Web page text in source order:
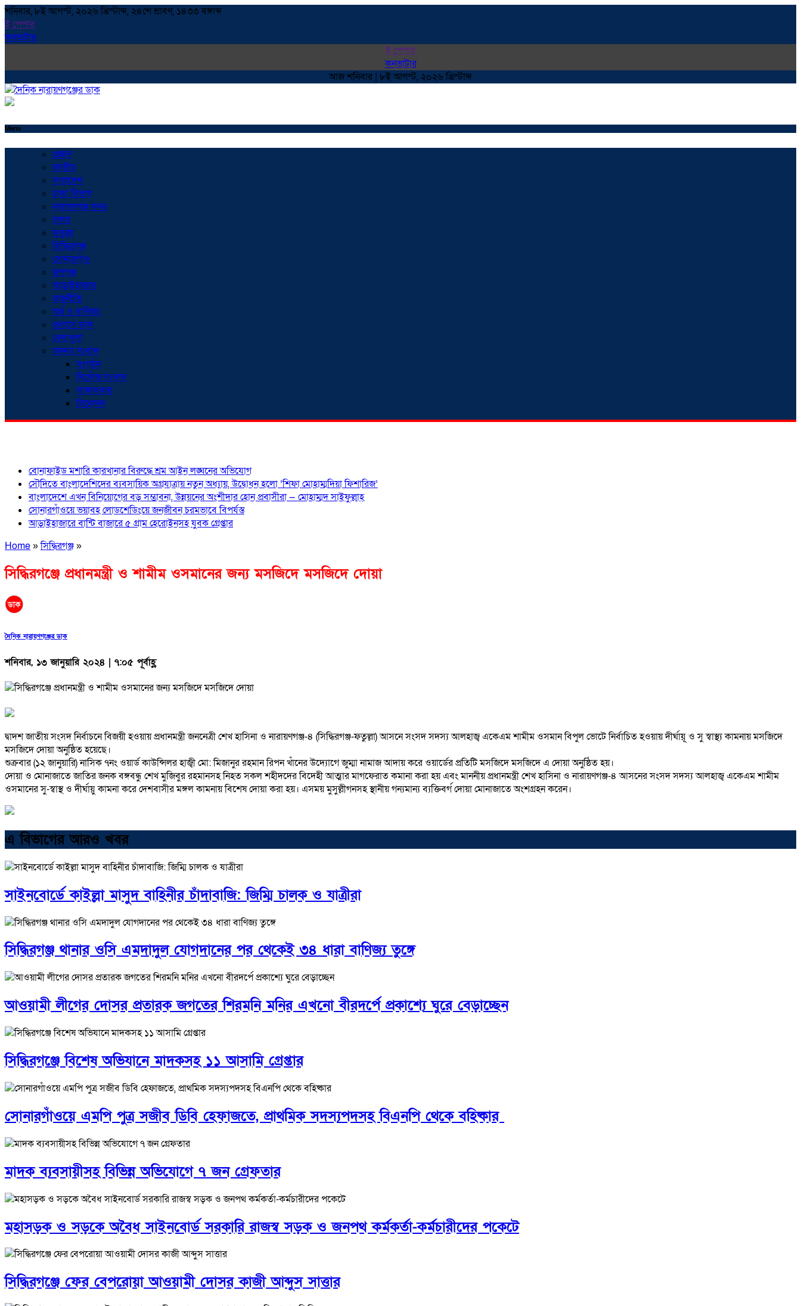
শনিবার, ৮ই আগস্ট, ২০২৬ খ্রিস্টাব্দ, ২৪শে শ্রাবণ, ১৪৩৩ বঙ্গাব্দ
ই পেপার
কনভাটার
ই পেপার
কনভাটার
আজ শনিবার | ৮ই আগস্ট, ২০২৬ খ্রিস্টাব্দ
Menu
প্রচ্ছদ
জাতীয়
সারাদেশ
ঢাকা বিভাগ
নারায়ণগঞ্জ সদর
বন্দর
ফতুল্লা
সিদ্ধিরগঞ্জ
সোনারগাঁও
রূপগঞ্জ
আড়াইহাজার
রাজনীতি
অর্থ ও বাণিজ্য
প্রবাসে ডাক
খেলাধুলা
অনন্যা সংবাদ
সংগঠন
নিখোঁজ সংবাদ
সাক্ষাৎকার
বিনোদন
বোনাফাইড মশারি কারখানার বিরুদ্ধে শ্রম আইন লঙ্ঘনের অভিযোগ
সৌদিতে বাংলাদেশিদের ব্যবসায়িক অগ্রযাত্রায় নতুন অধ্যায়, উদ্বোধন হলো ‘শিফা মোহাম্মদিয়া ফিশারিজ’
বাংলাদেশে এখন বিনিয়োগের বড় সম্ভাবনা, উন্নয়নের অংশীদার হোন প্রবাসীরা — মোহাম্মদ সাইফুল্লাহ্
সোনারগাঁওয়ে ভয়াবহ লোডশেডিংয়ে জনজীবন চরমভাবে বিপর্যস্ত
আড়াইহাজারে বান্টি বাজারে ৫ গ্রাম হেরোইনসহ যুবক গ্রেপ্তার
Home»সিদ্ধিরগঞ্জ»
সিদ্ধিরগঞ্জে প্রধানমন্ত্রী ও শামীম ওসমানের জন্য মসজিদে মসজিদে দোয়া
দৈনিক নারায়ণগঞ্জের ডাক
শনিবার, ১৩ জানুয়ারি ২০২৪ | ৭:০৫ পূর্বাহ্ণ
দ্বাদশ জাতীয় সংসদ নির্বাচনে বিজয়ী হওয়ায় প্রধানমন্ত্রী জননেত্রী শেখ হাসিনা ও নারায়ণগঞ্জ-৪ (সিদ্ধিরগঞ্জ-ফতুল্লা) আসনে সংসদ সদস্য আলহাজ্ব একেএম শামীম ওসমান বিপুল ভোটে নির্বাচিত হওয়ায় দীর্ঘায়ূ ও সু স্বাস্থ্য কামনায় মসজিদে
মসজিদে দোয়া অনুষ্ঠিত হয়েছে।
শুক্রবার (১২ জানুয়ারি) নাসিক ৭নং ওয়ার্ড কাউন্সিলর হাজ্বী মো: মিজানুর রহমান রিপন খঁানের উদ্যোগে জুম্মা নামাজ আদায় করে ওয়ার্ডের প্রতিটি মসজিদে মসজিদে এ দোয়া অনুষ্ঠিত হয়।
দোয়া ও মোনাজাতে জাতির জনক বঙ্গবন্ধু শেখ মুজিবুর রহমানসহ নিহত সকল শহীদদের বিদেহী আত্মার মাগফেরাত কমানা করা হয় এবং মাননীয় প্রধানমন্ত্রী শেখ হাসিনা ও নারায়ণগঞ্জ-৪ আসনের সংসদ সদস্য আলহাজ্ব একেএম শামীম
ওসমানের সু-স্বাস্থ ও দীর্ঘায়ু কামনা করে দেশবাসীর মঙ্গল কামনায় বিশেষ দোয়া করা হয়। এসময় মুসুল্লীগনসহ স্থানীয় গন্যমান্য ব্যক্তিবর্গ দোয়া মোনাজাতে অংশগ্রহন করেন।
এ বিভাগের আরও খবর
সাইনবোর্ডে কাইল্লা মাসুদ বাহিনীর চাঁদাবাজি: জিম্মি চালক ও যাত্রীরা
সিদ্ধিরগঞ্জ থানার ওসি এমদাদুল যোগদানের পর থেকেই ৩৪ ধারা বাণিজ্য তুঙ্গে
আওয়ামী লীগের দোসর প্রতারক জগতের শিরমনি মনির এখনো বীরদর্পে প্রকাশ্যে ঘুরে বেড়াচ্ছেন
সিদ্ধিরগঞ্জে বিশেষ অভিযানে মাদকসহ ১১ আসামি গ্রেপ্তার
সোনারগাঁওয়ে এমপি পুত্র সজীব ডিবি হেফাজতে, প্রাথমিক সদস্যপদসহ বিএনপি থেকে বহিষ্কার
মাদক ব্যবসায়ীসহ বিভিন্ন অভিযোগে ৭ জন গ্রেফতার
মহাসড়ক ও সড়কে অবৈধ সাইনবোর্ড সরকারি রাজস্ব সড়ক ও জনপথ কর্মকর্তা-কর্মচারীদের পকেটে
সিদ্ধিরগঞ্জে ফের বেপরোয়া আওয়ামী দোসর কাজী আব্দুস সাত্তার